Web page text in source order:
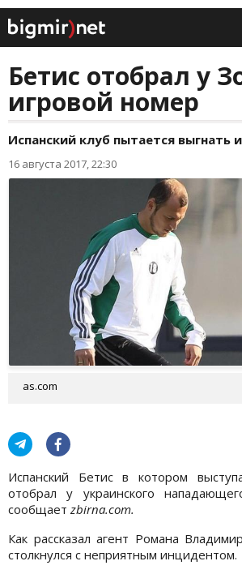
Бетис отобрал у
игровой номер
Испанский клуб пытается выгнать
16 августа 2017, 22:30
as.com
Испанский Бетис в котором
отобрал у украинского
сообщает zbirna.com.
Как рассказал агент Романа
столкнулся с неприятным инцидентом.